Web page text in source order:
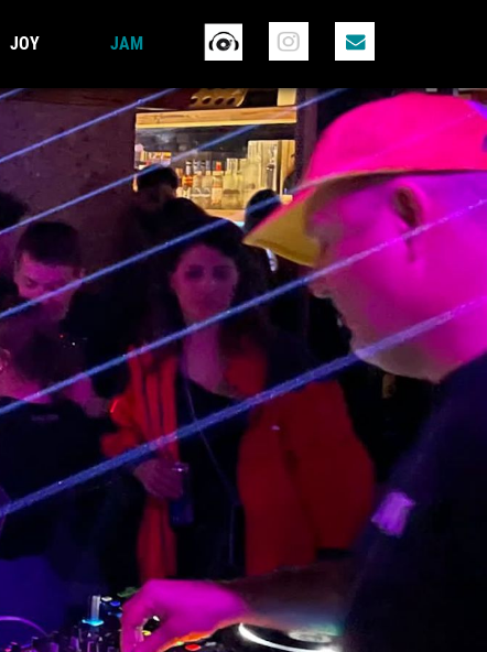
JOY JAM